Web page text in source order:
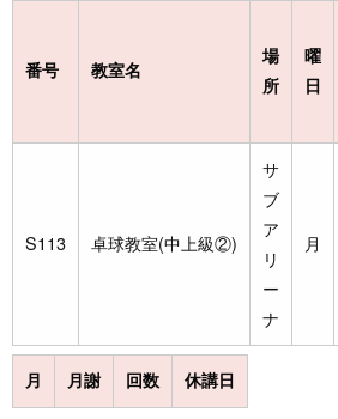
番号 教室名
場
所
曜
日
S113 卓球教室(中上級②)
サ
ブ
ア
リ
ー
ナ
月
月 月謝 回数 休講日